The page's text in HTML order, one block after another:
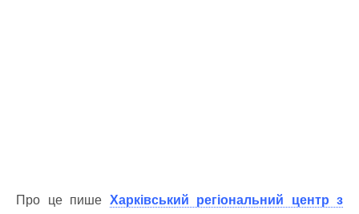
Про це пише Харківський регіональний центр з